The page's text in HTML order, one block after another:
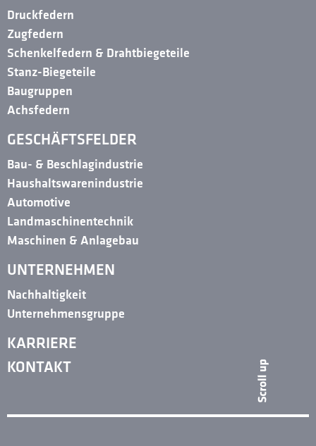
Druckfedern
Zugfedern
Schenkelfedern & Drahtbiegeteile
Stanz-Biegeteile
Baugruppen
Achsfedern
GESCHÄFTSFELDER
Bau- & Beschlagindustrie
Haushaltswarenindustrie
Automotive
Landmaschinentechnik
Maschinen & Anlagebau
UNTERNEHMEN
Nachhaltigkeit
Unternehmensgruppe
KARRIERE
KONTAKT